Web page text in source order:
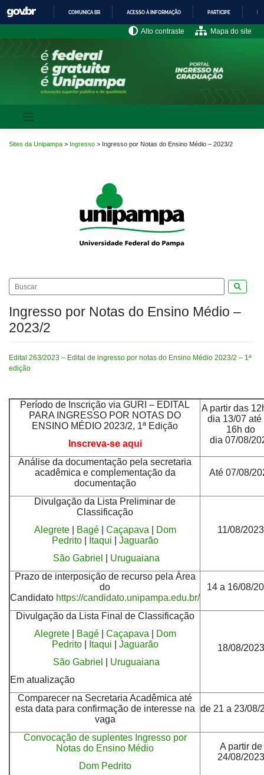
para
o
conteúdo
IR
PARA
COMUNICA BR ACESSO À INFORMAÇÃO PARTICIPE
Alto contraste Mapa do site
Sites da Unipampa > Ingresso > Ingresso por Notas do Ensino Médio – 2023/2
Ingresso por Notas do Ensino Médio –
2023/2
Edital 263/2023 – Edital de ingresso por notas do Ensino Médio 2023/2 – 1ª
edição
Período de Inscrição via GURI – EDITAL
PARA INGRESSO POR NOTAS DO
ENSINO MÉDIO 2023/2, 1ª Edição
Inscreva-se aqui
A partir das
dia 13/07 até
16h do
dia 07/08/
Análise da documentação pela secretaria
acadêmica e complementação da
documentação
Até 07/08/
Divulgação da Lista Preliminar de
Classificação
Alegrete| Bagé| Caçapava
Dom
Pedrito| Itaqui
Jaguarão
São Gabriel
Uruguaiana
11/08/2023
Prazo de interposição de recurso pela Área
do
Candidato https://candidato.unipampa.edu.br/
14 a 16/08/
Divulgação da Lista Final de Classificação
Alegrete| Bagé| Caçapava
Dom
Pedrito| Itaqui
Jaguarão
São Gabriel
Uruguaiana
Em atualização
18/08/2023
Comparecer na Secretaria Acadêmica até
esta data para confirmação de interesse na
vaga
de 21 a 23/08/
Convocação de suplentes Ingresso por
Notas do Ensino Médio
Dom Pedrito
A partir de
24/08/2023